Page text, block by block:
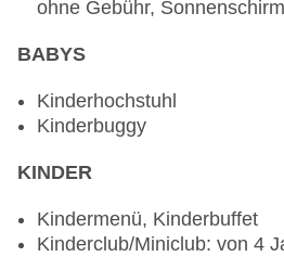
Bars & mehr: 3
Dezember, täglich 10:00
Poolbar Outdoor „Nesma
Dezember, täglich 10:00
Strandbar „Morgana Beach
Dezember, täglich 10:00
Gebühr
ohne Gebühr,
BABYS
Kinderhochstuhl
Kinderbuggy
KINDER
Kindermenü, Kinderbuffet
Kinderclub/Miniclub: von 4